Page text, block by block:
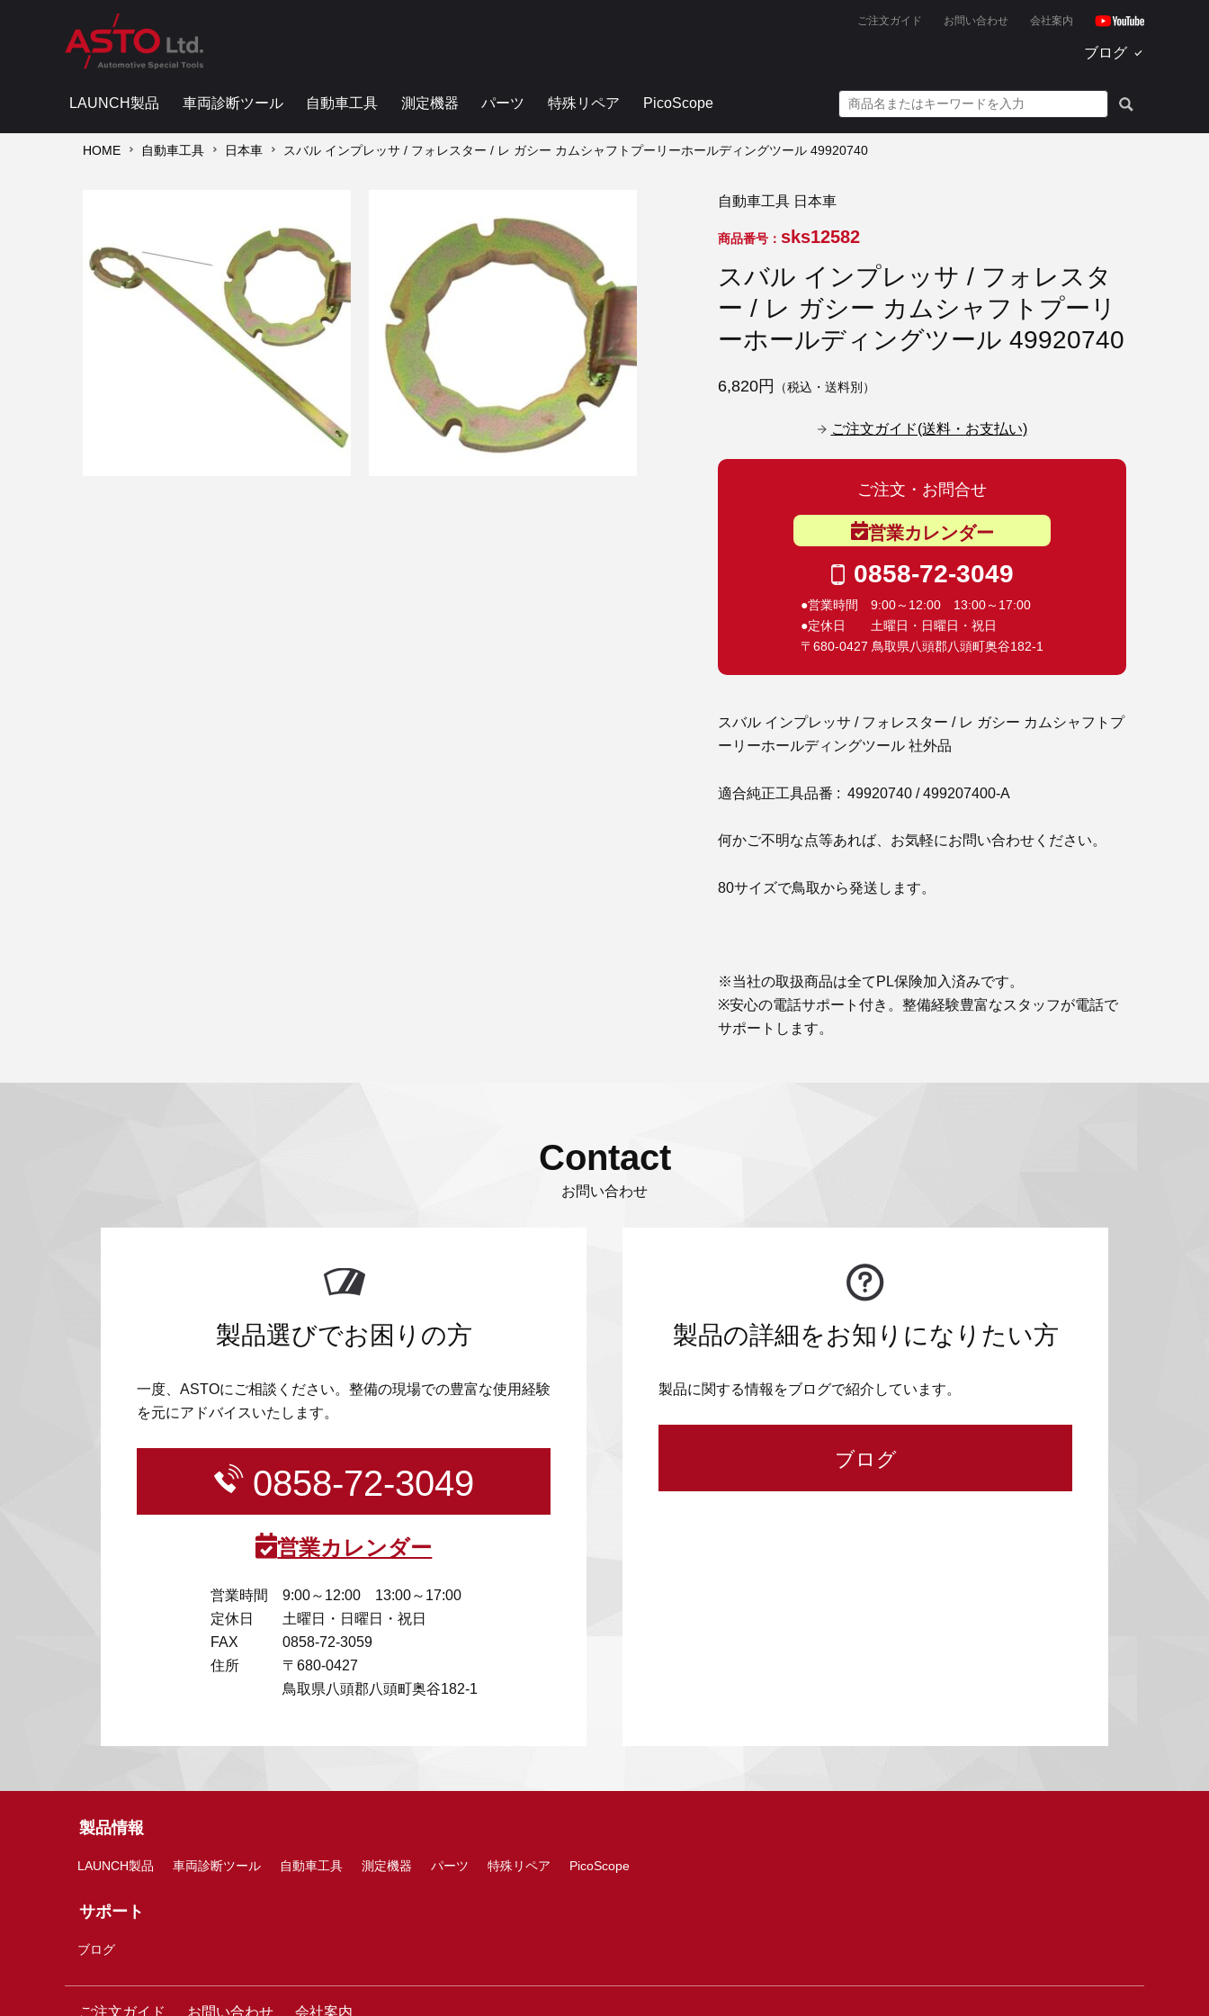
ご注文ガイド お問い合わせ 会社案内
ブログ
LAUNCH製品 車両診断ツール 自動車工具 測定機器 パーツ 特殊リペア PicoScope
HOME 自動車工具 日本車 スバル インプレッサ / フォレスター / レ ガシー カムシャフトプーリーホールディングツール 49920740
自動車工具 日本車
商品番号： sks12582
スバル インプレッサ / フォレスタ
ー / レ ガシー カムシャフトプーリ
ーホールディングツール 49920740
6,820円 （税込・送料別）
ご注文ガイド(送料・お支払い)
ご注文・お問合せ
営業カレンダー
0858-72-3049
●営業時間 9:00～12:00 13:00～17:00
●定休日 土曜日・日曜日・祝日
〒680-0427 鳥取県八頭郡八頭町奥谷182-1
スバル インプレッサ / フォレスター / レ ガシー カムシャフトプ
ーリーホールディングツール 社外品
適合純正工具品番 : 49920740 / 499207400-A
何かご不明な点等あれば、お気軽にお問い合わせください。
80サイズで鳥取から発送します。
※当社の取扱商品は全てPL保険加入済みです。
※安心の電話サポート付き。整備経験豊富なスタッフが電話で
サポートします。
Contact
お問い合わせ
製品選びでお困りの方
一度、ASTOにご相談ください。整備の現場での豊富な使用経験
を元にアドバイスいたします。
0858-72-3049
営業カレンダー
営業時間
9:00～12:00 13:00～17:00
定休日
土曜日・日曜日・祝日
FAX
0858-72-3059
住所
〒680-0427
鳥取県八頭郡八頭町奥谷182-1
製品の詳細をお知りになりたい方
製品に関する情報をブログで紹介しています。
ブログ
製品情報
LAUNCH製品 車両診断ツール 自動車工具 測定機器 パーツ 特殊リペア PicoScope
サポート
ブログ
ご注文ガイド お問い合わせ 会社案内